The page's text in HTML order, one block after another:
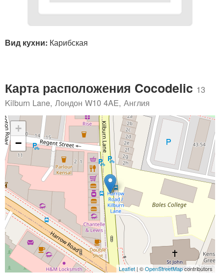
Вид кухни: Карибская
Карта расположения Cocodelic 13
Kilburn Lane, Лондон W10 4AE, Англия
+
−
Leaflet | ©OpenStreetMapcontributors